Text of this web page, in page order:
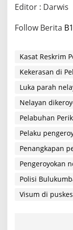
Editor : Darwis
Follow Berita
Kasat Reskrim
Kekerasan di
Luka parah
Nelayan
Pelabuhan
Pelaku
Penangkapan
Pengeroyokan
Polisi
Visum di